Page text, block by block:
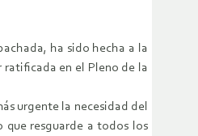
ha sido hecha a la
ratificada en el Pleno de la
urgente la necesidad del
que resguarde a todos los